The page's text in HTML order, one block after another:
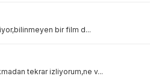
bir film d...
tekrar izliyorum,ne v...